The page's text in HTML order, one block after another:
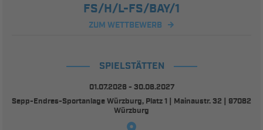
FS/H/L-FS/BAY/1
ZUM WETTBEWERB
SPIELSTÄTTEN
01.07.2026 - 30.06.2027
Sepp-Endres-Sportanlage Würzburg, Platz 1 | Mainaustr. 32 | 97082
Würzburg